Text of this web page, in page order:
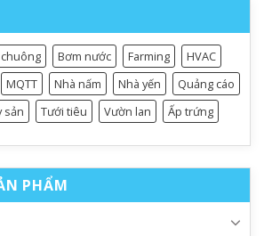
Bơm nước Farming
HVAC
MQTT Nhà nấm Nhà yến
Quảng cáo
sản Tưới tiêu Vườn lan Ấp trứng
PHẨM